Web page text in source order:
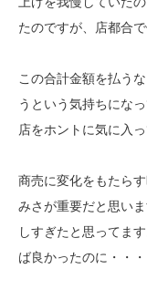
たのですが、店都合
この合計金額を払う
うという気持ちにな
店をホントに気に入
商売に変化をもたら
みさが重要だと思い
しすぎたと思ってま
ば良かったのに・・